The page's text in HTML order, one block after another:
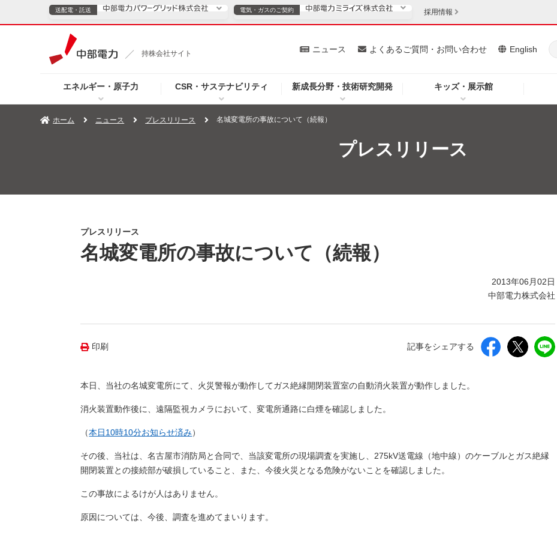
持株会社サイト
エネルギー・原子力 CSR・サステナビリティ 新成長分野・技術研究開発 キッズ・展示館
ニュース よくあるご質問・お問い合わせ English
送配電・託送
TOPページへ ご案内 安定供給
企業情報
電気・ガスのご契約
電気・ガスのご契約
TOPページへ 個人のお客さま 法人のお客さま
採用情報
ホーム ニュース プレスリリース 名城変電所の事故について（続報）
プレスリリース
プレスリリース
名城変電所の事故について（続報）
2013年06月02日
中部電力株式会社
印刷 記事をシェアする
本日、当社の名城変電所にて、火災警報が動作してガス絶縁開閉装置室の自動消火装置が動作しました。
消火装置動作後に、遠隔監視カメラにおいて、変電所通路に白煙を確認しました。
（本日10時10分お知らせ済み）
その後、当社は、名古屋市消防局と合同で、当該変電所の現場調査を実施し、275kV送電線（地中線）のケーブルとガス絶縁
開閉装置との接続部が破損していること、また、今後火災となる危険がないことを確認しました。
この事故によるけが人はありません。
原因については、今後、調査を進めてまいります。